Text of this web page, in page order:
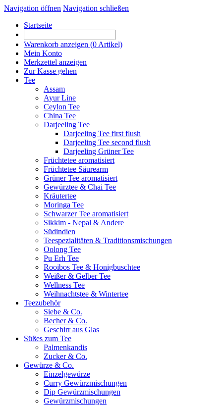
Navigation öffnen Navigation schließen
Startseite
Warenkorb anzeigen (0 Artikel)
Mein Konto
Merkzettel anzeigen
Zur Kasse gehen
Tee
Assam
Ayur Line
Ceylon Tee
China Tee
Darjeeling Tee
Darjeeling Tee first flush
Darjeeling Tee second flush
Darjeeling Grüner Tee
Früchtetee aromatisiert
Früchtetee Säurearm
Grüner Tee aromatisiert
Gewürztee & Chai Tee
Kräutertee
Moringa Tee
Schwarzer Tee aromatisiert
Sikkim - Nepal & Andere
Südindien
Teespezialitäten & Traditionsmischungen
Oolong Tee
Pu Erh Tee
Rooibos Tee & Honigbuschtee
Weißer & Gelber Tee
Wellness Tee
Weihnachtstee & Wintertee
Teezubehör
Siebe & Co.
Becher & Co.
Geschirr aus Glas
Süßes zum Tee
Palmenkandis
Zucker & Co.
Gewürze & Co.
Einzelgewürze
Curry Gewürzmischungen
Dip Gewürzmischungen
Gewürzmischungen